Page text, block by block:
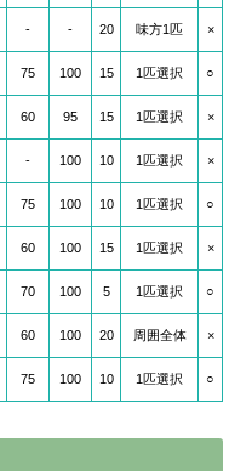
- - 20 味方1匹 ×
75 100 15 1匹選択 ○
60 95 15 1匹選択 ×
- 100 10 1匹選択 ×
75 100 10 1匹選択 ○
60 100 15 1匹選択 ×
70 100 5 1匹選択 ○
60 100 20 周囲全体 ×
75 100 10 1匹選択 ○